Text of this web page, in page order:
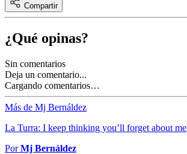
Compartir
¿Qué opinas?
Sin comentarios
Deja un comentario...
Cargando comentarios…
Más de Mj Bernáldez
La Turra: I keep thinking you’ll forget about me
PorMj Bernáldez